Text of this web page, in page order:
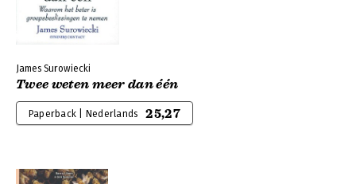
James Surowiecki
Twee weten meer dan één
Paperback | Nederlands 25,27